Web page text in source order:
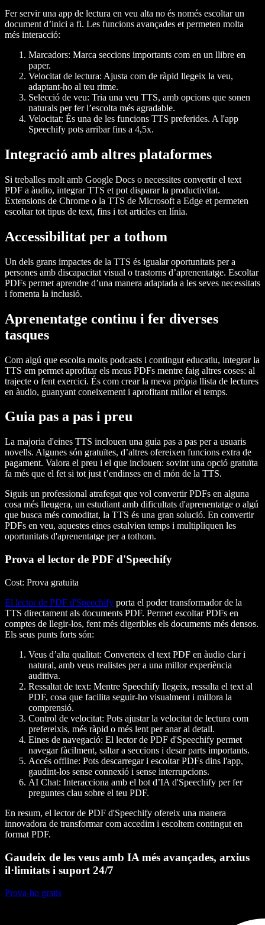
Fer servir una app de lectura en veu alta no és només escoltar un
document d’inici a fi. Les funcions avançades et permeten molta
més interacció:
Marcadors: Marca seccions importants com en un llibre en
paper.
Velocitat de lectura: Ajusta com de ràpid llegeix la veu,
adaptant-ho al teu ritme.
Selecció de veu: Tria una veu TTS, amb opcions que sonen
naturals per fer l’escolta més agradable.
Velocitat: És una de les funcions TTS preferides. A l'app
Speechify pots arribar fins a 4,5x.
Integració amb altres plataformes
Si treballes molt amb Google Docs o necessites convertir el text
PDF a àudio, integrar TTS et pot disparar la productivitat.
Extensions de Chrome o la TTS de Microsoft a Edge et permeten
escoltar tot tipus de text, fins i tot articles en línia.
Accessibilitat per a tothom
Un dels grans impactes de la TTS és igualar oportunitats per a
persones amb discapacitat visual o trastorns d’aprenentatge. Escoltar
PDFs permet aprendre d’una manera adaptada a les seves necessitats
i fomenta la inclusió.
Aprenentatge continu i fer diverses
tasques
Com algú que escolta molts podcasts i contingut educatiu, integrar la
TTS em permet aprofitar els meus PDFs mentre faig altres coses: al
trajecte o fent exercici. És com crear la meva pròpia llista de lectures
en àudio, guanyant coneixement i aprofitant millor el temps.
Guia pas a pas i preu
La majoria d'eines TTS inclouen una guia pas a pas per a usuaris
novells. Algunes són gratuïtes, d’altres ofereixen funcions extra de
pagament. Valora el preu i el que inclouen: sovint una opció gratuïta
fa més que el fet si tot just t’endinses en el món de la TTS.
Siguis un professional atrafegat que vol convertir PDFs en alguna
cosa més lleugera, un estudiant amb dificultats d'aprenentatge o algú
que busca més comoditat, la TTS és una gran solució. En convertir
PDFs en veu, aquestes eines estalvien temps i multipliquen les
oportunitats d'aprenentatge per a tothom.
Prova el lector de PDF d'Speechify
Cost: Prova gratuïta
El lector de PDF d'Speechify porta el poder transformador de la
TTS directament als documents PDF. Permet escoltar PDFs en
comptes de llegir-los, fent més digeribles els documents més densos.
Els seus punts forts són:
Veus d’alta qualitat: Converteix el text PDF en àudio clar i
natural, amb veus realistes per a una millor experiència
auditiva.
Ressaltat de text: Mentre Speechify llegeix, ressalta el text al
PDF, cosa que facilita seguir-ho visualment i millora la
comprensió.
Control de velocitat: Pots ajustar la velocitat de lectura com
prefereixis, més ràpid o més lent per anar al detall.
Eines de navegació: El lector de PDF d'Speechify permet
navegar fàcilment, saltar a seccions i desar parts importants.
Accés offline: Pots descarregar i escoltar PDFs dins l'app,
gaudint-los sense connexió i sense interrupcions.
AI Chat: Interacciona amb el bot d’IA d'Speechify per fer
preguntes clau sobre el teu PDF.
En resum, el lector de PDF d'Speechify ofereix una manera
innovadora de transformar com accedim i escoltem contingut en
format PDF.
Gaudeix de les veus amb IA més avançades, arxius
il·limitats i suport 24/7
Prova-ho gratis